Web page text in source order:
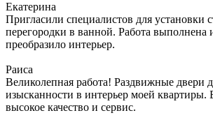
Екатерина
Пригласили специалистов для установки
перегородки в ванной. Работа выполнена
преобразило интерьер.
Раиса
Великолепная работа! Раздвижные двери
изысканности в интерьер моей квартиры.
высокое качество и сервис.